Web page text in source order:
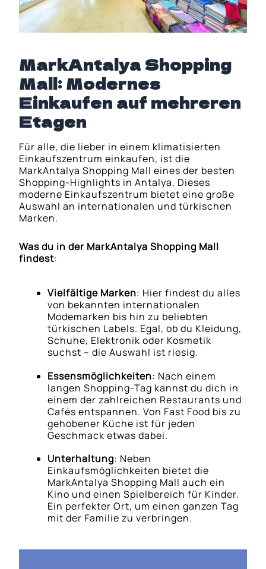
MarkAntalya Shopping
Mall: Modernes
Einkaufen auf mehreren
Etagen
Für alle, die lieber in einem klimatisierten
Einkaufszentrum einkaufen, ist die
MarkAntalya Shopping Mall eines der besten
Shopping-Highlights in Antalya. Dieses
moderne Einkaufszentrum bietet eine große
Auswahl an internationalen und türkischen
Marken.
Was du in der MarkAntalya Shopping Mall
findest:
Vielfältige Marken: Hier findest du alles
von bekannten internationalen
Modemarken bis hin zu beliebten
türkischen Labels. Egal, ob du Kleidung,
Schuhe, Elektronik oder Kosmetik
suchst – die Auswahl ist riesig.
Essensmöglichkeiten: Nach einem
langen Shopping-Tag kannst du dich in
einem der zahlreichen Restaurants und
Cafés entspannen. Von Fast Food bis zu
gehobener Küche ist für jeden
Geschmack etwas dabei.
Unterhaltung: Neben
Einkaufsmöglichkeiten bietet die
MarkAntalya Shopping Mall auch ein
Kino und einen Spielbereich für Kinder.
Ein perfekter Ort, um einen ganzen Tag
mit der Familie zu verbringen.